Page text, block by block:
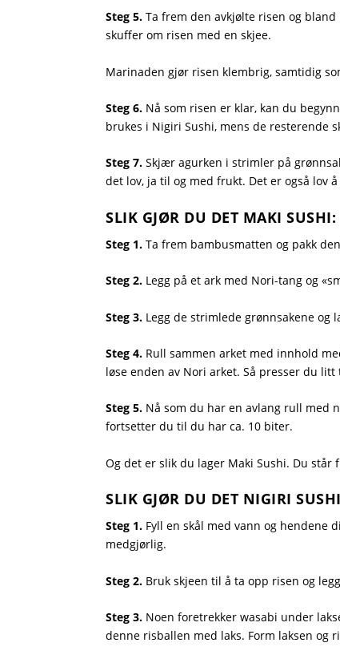
Steg 5. Ta frem den avkjølte risen og
skuffer om risen med en skjee.
Marinaden gjør risen klembrig, samtidig
Steg 6. Nå som risen er klar, kan du
brukes i Nigiri Sushi, mens de resterende
Steg 7. Skjær agurken i strimler på
det lov, ja til og med frukt. Det er også lov
SLIK GJØR DU DET MAKI SUSHI:
Steg 1. Ta frem bambusmatten og pakk
Steg 2. Legg på et ark med Nori-tang og
Steg 3. Legg de strimlede grønnsakene og
Steg 4. Rull sammen arket med innhold
løse enden av Nori arket. Så presser du
Steg 5. Nå som du har en avlang rull med
fortsetter du til du har ca. 10 biter.
Og det er slik du lager Maki Sushi. Du
SLIK GJØR DU DET NIGIRI
Steg 1. Fyll en skål med vann og hendene
medgjørlig.
Steg 2. Bruk skjeen til å ta opp risen og
Steg 3. Noen foretrekker wasabi under
denne risballen med laks. Form laksen og